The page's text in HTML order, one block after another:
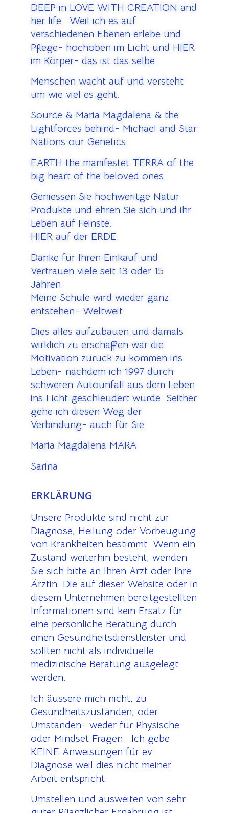
DEEP in LOVE WITH CREATION and
her life.. Weil ich es auf
verschiedenen Ebenen erlebe und
Pflege- hochoben im Licht und HIER
im Körper- das ist das selbe..
Menschen wacht auf und versteht
um wie viel es geht.
Source & Maria Magdalena & the
Lightforces behind- Michael and Star
Nations our Genetics
EARTH the manifestet TERRA of the
big heart of the beloved ones.
Geniessen Sie hochweritge Natur
Produkte und ehren Sie sich und ihr
Leben auf Feinste.
HIER auf der ERDE.
Danke für Ihren Einkauf und
Vertrauen viele seit 13 oder 15
Jahren.
Meine Schule wird wieder ganz
entstehen- Weltweit.
Dies alles aufzubauen und damals
wirklich zu erschaffen war die
Motivation zurück zu kommen ins
Leben- nachdem ich 1997 durch
schweren Autounfall aus dem Leben
ins Licht geschleudert wurde. Seither
gehe ich diesen Weg der
Verbindung- auch für Sie.
Maria Magdalena MARA
Sarina
ERKLÄRUNG
Unsere Produkte sind nicht zur
Diagnose, Heilung oder Vorbeugung
von Krankheiten bestimmt. Wenn ein
Zustand weiterhin besteht, wenden
Sie sich bitte an Ihren Arzt oder Ihre
Ärztin. Die auf dieser Website oder in
diesem Unternehmen bereitgestellten
Informationen sind kein Ersatz für
eine persönliche Beratung durch
einen Gesundheitsdienstleister und
sollten nicht als individuelle
medizinische Beratung ausgelegt
werden.
Ich äussere mich nicht, zu
Gesundheitszuständen, oder
Umständen- weder für Physische
oder Mindset Fragen. Ich gebe
KEINE Anweisungen für ev.
Diagnose weil dies nicht meiner
Arbeit entspricht.
Umstellen und ausweiten von sehr